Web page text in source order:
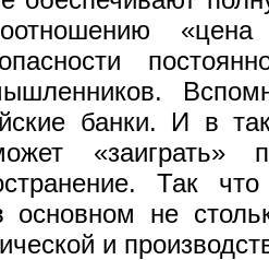
банки. И в
Так
основном не
и